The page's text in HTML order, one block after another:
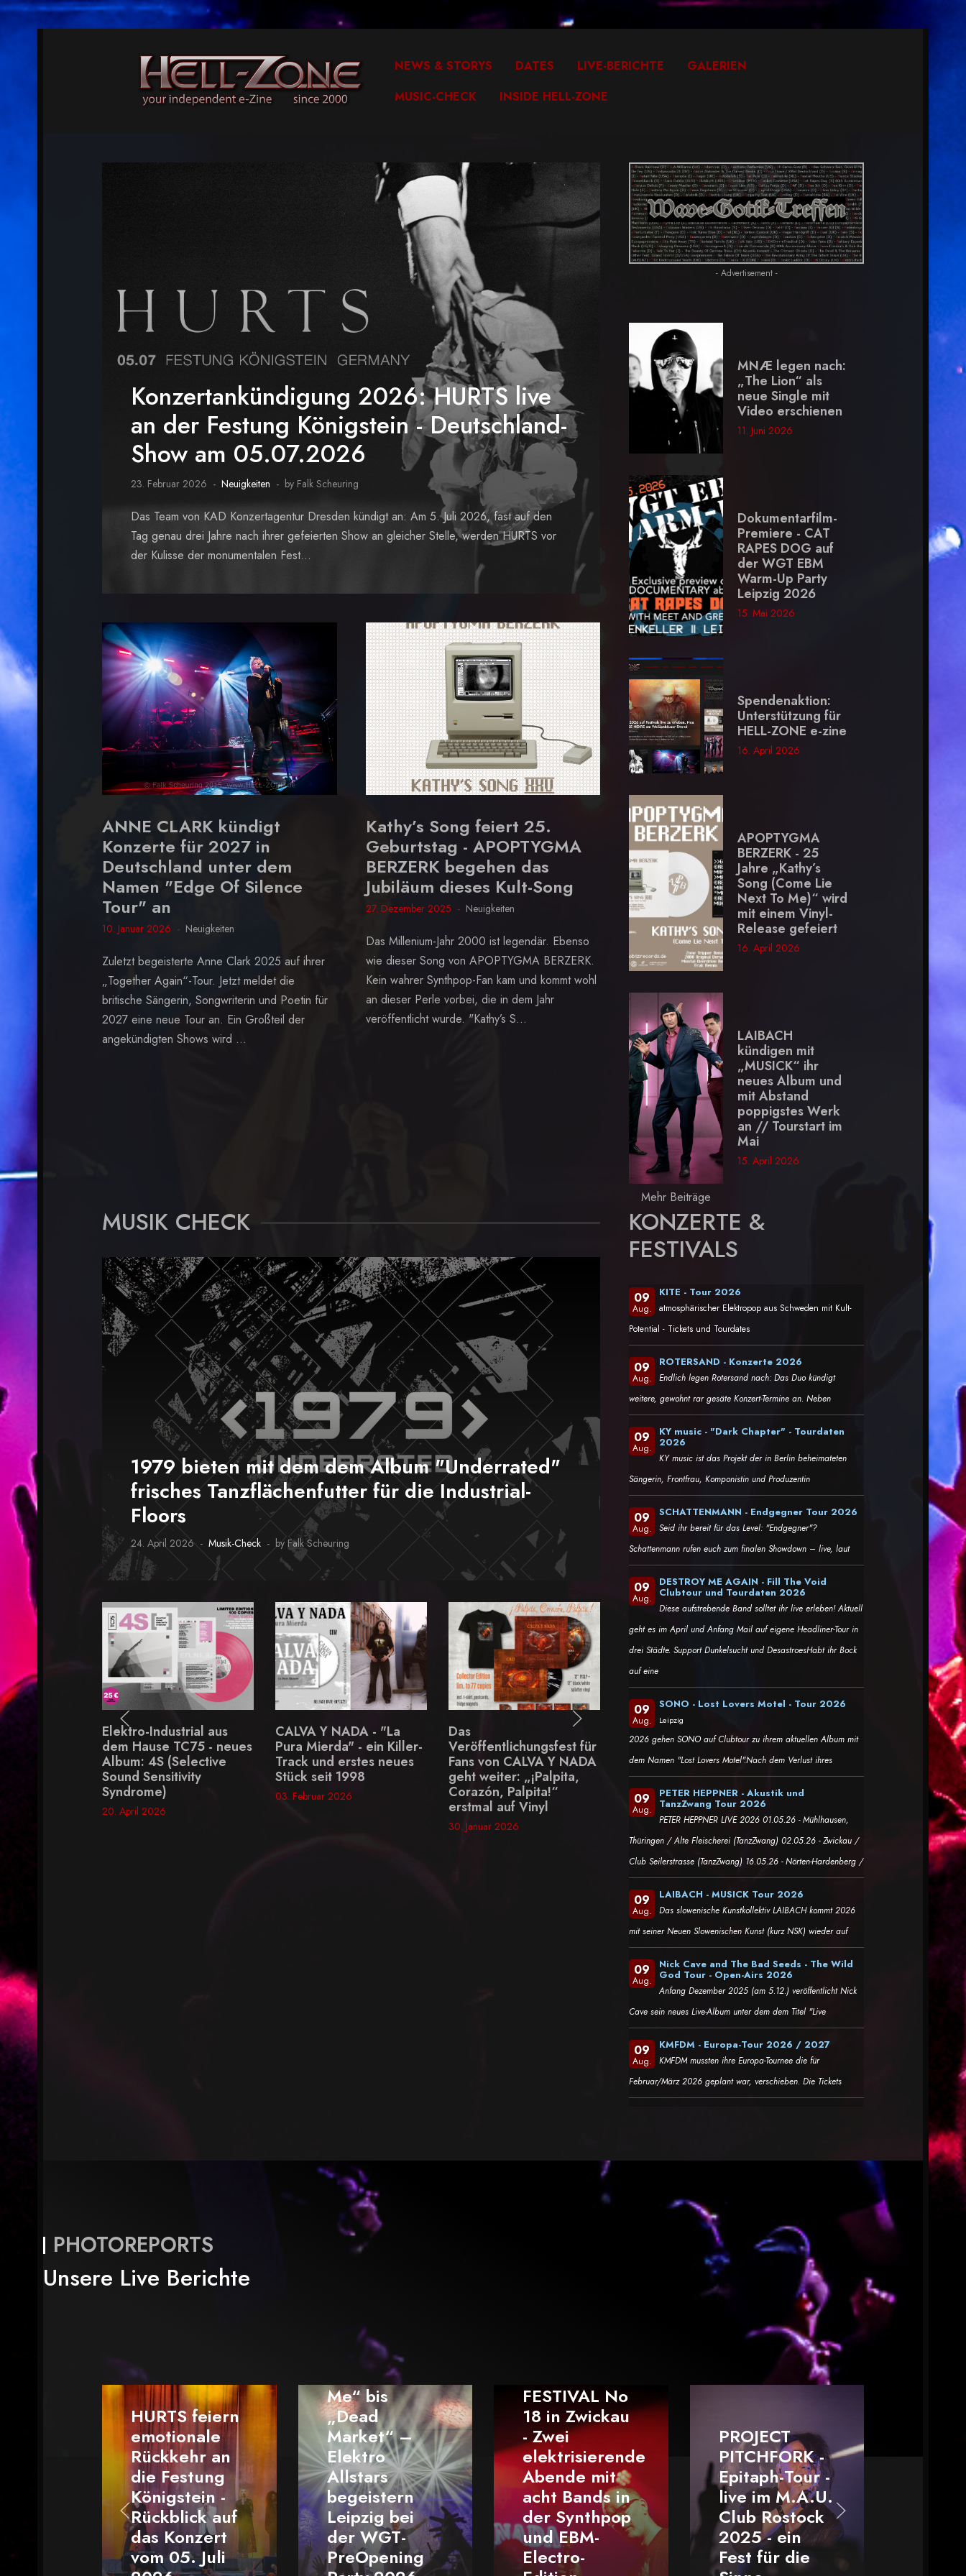
NEWS & STORYS DATES LIVE-BERICHTE
GALERIEN
MUSIC-CHECK
INSIDE HELL-ZONE
Konzertankündigung 2026: HURTS live
an der Festung Königstein - Deutschland-
Show am 05.07.2026
23. Februar 2026 Neuigkeiten by Falk Scheuring
Das Team von KAD Konzertagentur Dresden kündigt an: Am 5. Juli 2026, fast auf den
Tag genau drei Jahre nach ihrer gefeierten Show an gleicher Stelle, werden HURTS vor
der Kulisse der monumentalen Fest...
ANNE CLARK kündigt
Konzerte für 2027 in
Deutschland unter dem
Namen "Edge Of Silence
Tour" an
10. Januar 2026 Neuigkeiten
Zuletzt begeisterte Anne Clark 2025 auf ihrer
„Together Again“-Tour. Jetzt meldet die
britische Sängerin, Songwriterin und Poetin für
2027 eine neue Tour an. Ein Großteil der
angekündigten Shows wird ...
Kathy’s Song feiert 25.
Geburtstag - APOPTYGMA
BERZERK begehen das
Jubiläum dieses Kult-Song
27. Dezember 2025 Neuigkeiten
Das Millenium-Jahr 2000 ist legendär. Ebenso
wie dieser Song von APOPTYGMA BERZERK.
Kein wahrer Synthpop-Fan kam und kommt wohl
an dieser Perle vorbei, die in dem Jahr
veröffentlicht wurde. "Kathy’s S...
- Advertisement -
MNÆ legen nach:
„The Lion“ als
neue Single mit
Video erschienen
11. Juni 2026
Dokumentarfilm-
Premiere - CAT
RAPES DOG auf
der WGT EBM
Warm-Up Party
Leipzig 2026
15. Mai 2026
Spendenaktion:
Unterstützung für
HELL-ZONE e-zine
16. April 2026
APOPTYGMA
BERZERK - 25
Jahre „Kathy’s
Song (Come Lie
Next To Me)“ wird
mit einem Vinyl-
Release gefeiert
16. April 2026
LAIBACH
kündigen mit
„MUSICK“ ihr
neues Album und
mit Abstand
poppigstes Werk
an // Tourstart im
Mai
15. April 2026
Mehr Beiträge
MUSIK CHECK
1979 bieten mit dem dem Album "Underrated"
frisches Tanzflächenfutter für die Industrial-
Floors
24. April 2026 Musik-Check by Falk Scheuring
Elektro-Industrial aus
dem Hause TC75 - neues
Album: 4S (Selective
Sound Sensitivity
Syndrome)
20. April 2026
CALVA Y NADA - "La
Pura Mierda" - ein Killer-
Track und erstes neues
Stück seit 1998
03. Februar 2026
Das
Veröffentlichungsfest für
Fans von CALVA Y NADA
geht weiter: „¡Palpita,
Corazón, Palpita!“
erstmal auf Vinyl
30. Januar 2026
Motionless In White -
neue Single "Afraid of
the Dark" schlägt voll ein
30. Januar 2026
KONZERTE &
FESTIVALS
09
Aug.
KITE - Tour 2026
atmosphärischer Elektropop aus Schweden mit Kult-
Potential - Tickets und Tourdates
09
Aug.
ROTERSAND - Konzerte 2026
Endlich legen Rotersand nach: Das Duo kündigt
weitere, gewohnt rar gesäte Konzert-Termine an. Neben
09
Aug.
KY music - "Dark Chapter" - Tourdaten
2026
KY music ist das Projekt der in Berlin beheimateten
Sängerin, Frontfrau, Komponistin und Produzentin
09
Aug.
SCHATTENMANN - Endgegner Tour 2026
Seid ihr bereit für das Level: "Endgegner"?
Schattenmann rufen euch zum finalen Showdown – live, laut
09
Aug.
DESTROY ME AGAIN - Fill The Void
Clubtour und Tourdaten 2026
Diese aufstrebende Band solltet ihr live erleben! Aktuell
geht es im April und Anfang Mail auf eigene Headliner-Tour in
drei Städte. Support Dunkelsucht und DesastroesHabt ihr Bock
auf eine
09
Aug.
SONO - Lost Lovers Motel - Tour 2026
Leipzig
2026 gehen SONO auf Clubtour zu ihrem aktuellen Album mit
dem Namen "Lost Lovers Motel".Nach dem Verlust ihres
09
Aug.
PETER HEPPNER - Akustik und
TanzZwang Tour 2026
PETER HEPPNER LIVE 2026 01.05.26 - Mühlhausen,
Thüringen / Alte Fleischerei (TanzZwang) 02.05.26 - Zwickau /
Club Seilerstrasse (TanzZwang) 16.05.26 - Nörten-Hardenberg /
09
Aug.
LAIBACH - MUSICK Tour 2026
Das slowenische Kunstkollektiv LAIBACH kommt 2026
mit seiner Neuen Slowenischen Kunst (kurz NSK) wieder auf
09
Aug.
Nick Cave and The Bad Seeds - The Wild
God Tour - Open-Airs 2026
Anfang Dezember 2025 (am 5.12.) veröffentlicht Nick
Cave sein neues Live-Album unter dem dem Titel "Live
09
Aug.
KMFDM - Europa-Tour 2026 / 2027
KMFDM mussten ihre Europa-Tournee die für
Februar/März 2026 geplant war, verschieben. Die Tickets
PHOTOREPORTS
Unsere Live Berichte
HURTS feiern
emotionale
Rückkehr an
die Festung
Königstein -
Rückblick auf
das Konzert
vom 05. Juli
Von „Take On
Me“ bis
„Dead
Market“ –
Elektro
Allstars
begeistern
Leipzig bei
der WGT-
PreOpening
FESTIVAL No
18 in Zwickau
- Zwei
elektrisierende
Abende mit
acht Bands in
der Synthpop
und EBM-
Electro-
PROJECT
PITCHFORK -
Epitaph-Tour -
live im M.A.U.
Club Rostock
2025 - ein
Fest für die